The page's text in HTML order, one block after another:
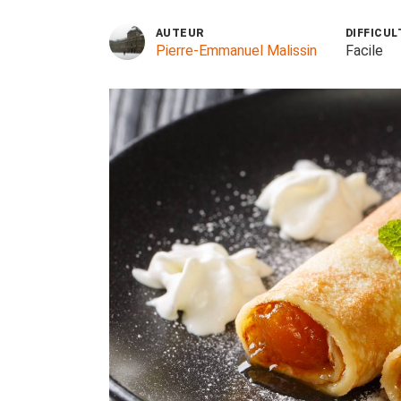
AUTEUR
Pierre-Emmanuel Malissin Facile